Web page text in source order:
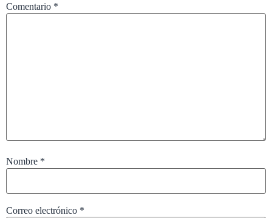
Comentario *
Nombre *
Correo electrónico *